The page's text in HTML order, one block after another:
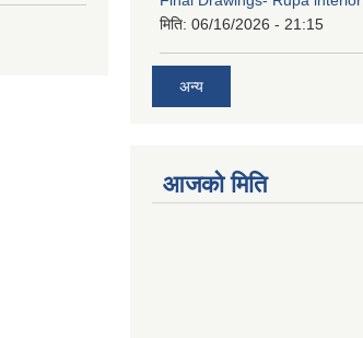
मिति: 06/16/2026 - 21:15
अन्य
आजको मिति